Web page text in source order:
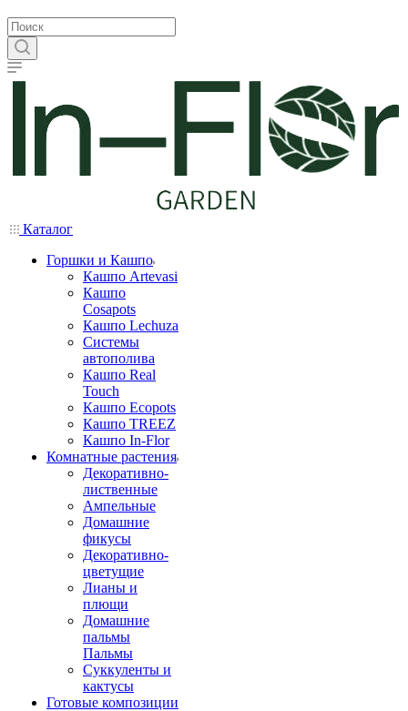
Каталог
Горшки и Кашпо
Кашпо Artevasi
Кашпо
Cosapots
Кашпо Lechuza
Системы
автополива
Кашпо Real
Touch
Кашпо Ecopots
Кашпо TREEZ
Кашпо In-Flor
Комнатные растения
Декоративно-
лиственные
Ампельные
Домашние
фикусы
Декоративно-
цветущие
Лианы и
плющи
Домашние
пальмы
Пальмы
Суккуленты и
кактусы
Готовые композиции